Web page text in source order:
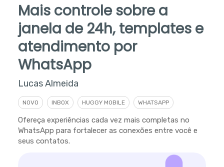
Mais controle sobre a
janela de 24h, templates e
atendimento por
WhatsApp
Lucas Almeida
NOVO INBOX HUGGY MOBILE WHATSAPP
Ofereça experiências cada vez mais completas no
WhatsApp para fortalecer as conexões entre você e
seus contatos.